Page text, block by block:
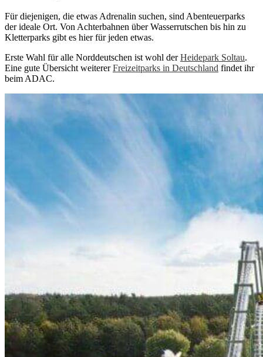
Für diejenigen, die etwas Adrenalin suchen, sind Abenteuerparks
der ideale Ort. Von Achterbahnen über Wasserrutschen bis hin zu
Kletterparks gibt es hier für jeden etwas.
Erste Wahl für alle Norddeutschen ist wohl derHeidepark Soltau.
Eine gute Übersicht weitererFreizeitparks in Deutschland findet ihr
beim ADAC.